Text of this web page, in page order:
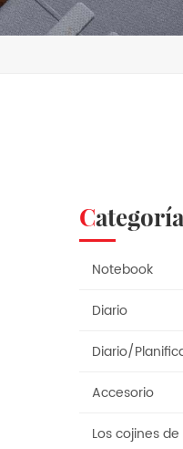
Notebook
Diario
Diario/
Accesorio
Los cojines